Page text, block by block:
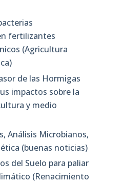
fertilizantes
(Agricultura
de las Hormigas
impactos sobre la
y medio
Análisis Microbianos,
(buenas noticias)
del Suelo para paliar
(Renacimiento